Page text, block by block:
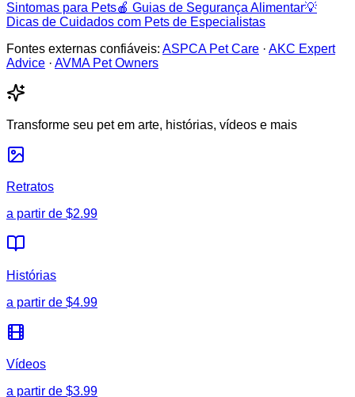
Sintomas para Pets🍎 Guias de Segurança Alimentar💡
Dicas de Cuidados com Pets de Especialistas
Fontes externas confiáveis: ASPCA Pet Care · AKC Expert
Advice · AVMA Pet Owners
Transforme seu pet em arte, histórias, vídeos e mais
Retratos
a partir de $2.99
Histórias
a partir de $4.99
Vídeos
a partir de $3.99